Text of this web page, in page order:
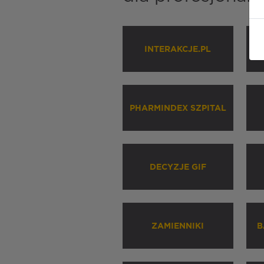
INTERAKCJE.PL
PHARMINDEX SZPITAL
DECYZJE GIF
ZAMIENNIKI